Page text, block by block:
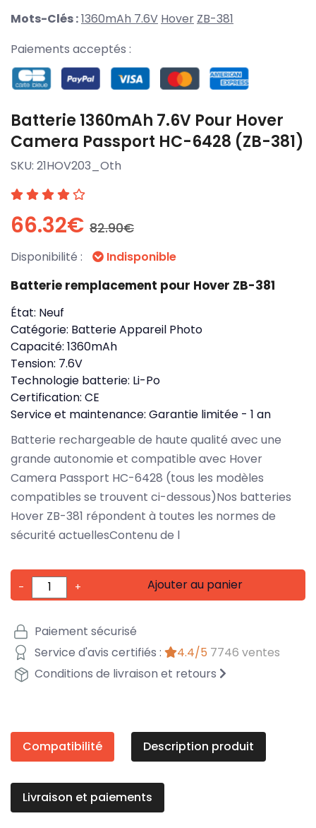
Mots-Clés :1360mAh 7.6V Hover ZB-381
Paiements acceptés :
Batterie 1360mAh 7.6V Pour Hover
Camera Passport HC-6428 (ZB-381)
SKU: 21HOV203_Oth
66.32€ 82.90€
Disponibilité : Indisponible
Batterie remplacement pour Hover ZB-381
État: Neuf
Catégorie: Batterie Appareil Photo
Capacité: 1360mAh
Tension: 7.6V
Technologie batterie: Li-Po
Certification: CE
Service et maintenance: Garantie limitée - 1 an
Batterie rechargeable de haute qualité avec une
grande autonomie et compatible avec Hover
Camera Passport HC-6428 (tous les modèles
compatibles se trouvent ci-dessous)Nos batteries
Hover ZB-381 répondent à toutes les normes de
sécurité actuellesContenu de l
- + Ajouter au panier
Paiement sécurisé
Service d'avis certifiés :
4.4/5 7746 ventes
Conditions de livraison et retours
Compatibilité Description produit
Livraison et paiements